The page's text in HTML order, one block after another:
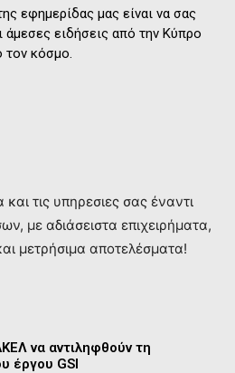
εφημερίδας μας είναι να σας
άμεσες ειδήσεις από την Κύπρο
τον κόσμο.
τις υπηρεσιες σας έναντι
με αδιάσειστα επιχειρήματα,
μετρήσιμα αποτελέσματα!
να αντιληφθούν τη
έργου GSI